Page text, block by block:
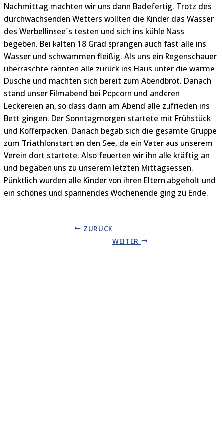
Nachmittag machten wir uns dann Badefertig. Trotz des
durchwachsenden Wetters wollten die Kinder das Wasser
des Werbellinsee´s testen und sich ins kühle Nass
begeben. Bei kalten 18 Grad sprangen auch fast alle ins
Wasser und schwammen fleißig. Als uns ein Regenschauer
überraschte rannten alle zurück ins Haus unter die warme
Dusche und machten sich bereit zum Abendbrot. Danach
stand unser Filmabend bei Popcorn und anderen
Leckereien an, so dass dann am Abend alle zufrieden ins
Bett gingen. Der Sonntagmorgen startete mit Frühstück
und Kofferpacken. Danach begab sich die gesamte Gruppe
zum Triathlonstart an den See, da ein Vater aus unserem
Verein dort startete. Also feuerten wir ihn alle kräftig an
und begaben uns zu unserem letzten Mittagsessen.
Pünktlich wurden alle Kinder von ihren Eltern abgeholt und
ein schönes und spannendes Wochenende ging zu Ende.
ZURÜCK
WEITER